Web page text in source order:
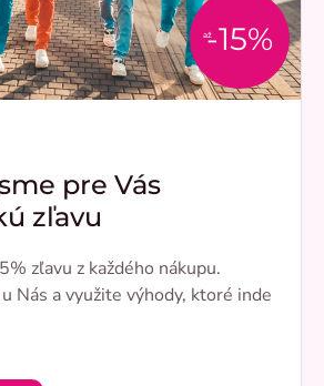
až-15%
pre Vás
zľavu
zľavu z každého nákupu.
Nás a využite výhody, ktoré inde